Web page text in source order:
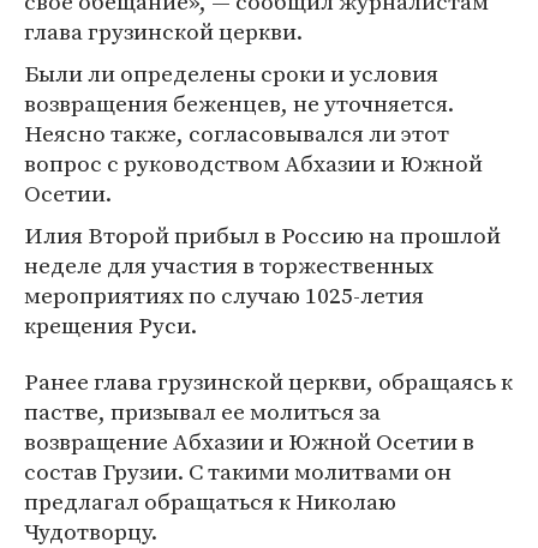
глава грузинской церкви.
Были ли определены сроки и условия
возвращения беженцев, не уточняется.
Неясно также, согласовывался ли этот
вопрос с руководством Абхазии и Южной
Осетии.
Илия Второй прибыл в Россию на прошлой
неделе для участия в торжественных
мероприятиях по случаю 1025-летия
крещения Руси.
Ранее глава грузинской церкви, обращаясь к
пастве, призывал ее молиться за
возвращение Абхазии и Южной Осетии в
состав Грузии. С такими молитвами он
предлагал обращаться к Николаю
Чудотворцу.